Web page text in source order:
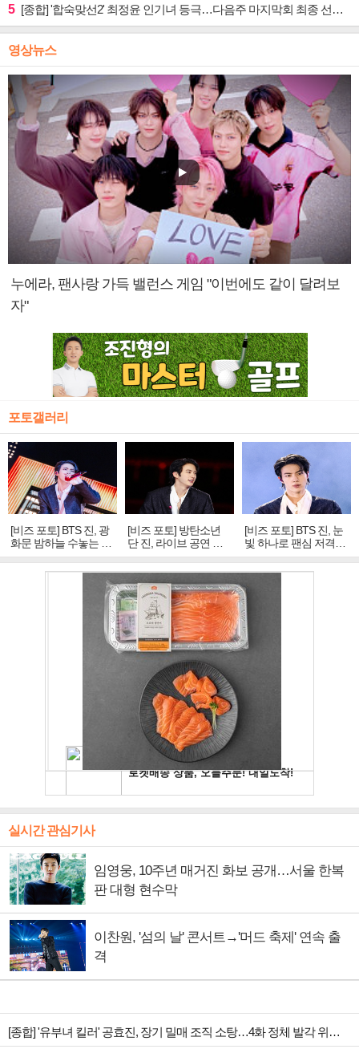
5 [종합] '합숙맞선2' 최정윤 인기녀 등극…다음주 마지막회 최종 선택 예고
영상뉴스
누에라, 팬사랑 가득 밸런스 게임 "이번에도 같이 달려보
자"
포토갤러리
[비즈 포토] BTS 진, 광
화문 밤하늘 수놓는 '비
주얼 킹'의 열창
[비즈 포토] 방탄소년
단 진, 라이브 공연 중
빛나는 독보적 아우라
[비즈 포토] BTS 진, 눈
빛 하나로 팬심 저격…
독보적 카리스마
실시간 관심기사
임영웅, 10주년 매거진 화보 공개…서울 한복
판 대형 현수막
이찬원, '섬의 날' 콘서트→'머드 축제' 연속 출
격
[종합] '유부녀 킬러' 공효진, 장기 밀매 조직 소탕…4화 정체 발각 위기 예고